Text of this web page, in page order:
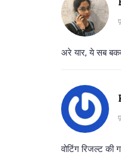
अरे यार, ये सब
वोटिंग रिजल्ट की